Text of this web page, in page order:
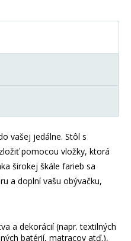
vašej jedálne. Stôl s
pomocou vložky, ktorá
širokej škále farieb sa
a doplní vašu obývačku,
a dekorácií (napr. textilných
batérií, matracov atď.),